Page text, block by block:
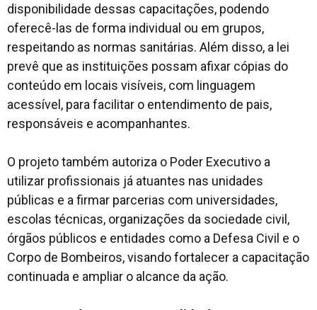
disponibilidade dessas capacitações, podendo
oferecê-las de forma individual ou em grupos,
respeitando as normas sanitárias. Além disso, a lei
prevê que as instituições possam afixar cópias do
conteúdo em locais visíveis, com linguagem
acessível, para facilitar o entendimento de pais,
responsáveis e acompanhantes.
O projeto também autoriza o Poder Executivo a
utilizar profissionais já atuantes nas unidades
públicas e a firmar parcerias com universidades,
escolas técnicas, organizações da sociedade civil,
órgãos públicos e entidades como a Defesa Civil e o
Corpo de Bombeiros, visando fortalecer a capacitação
continuada e ampliar o alcance da ação.